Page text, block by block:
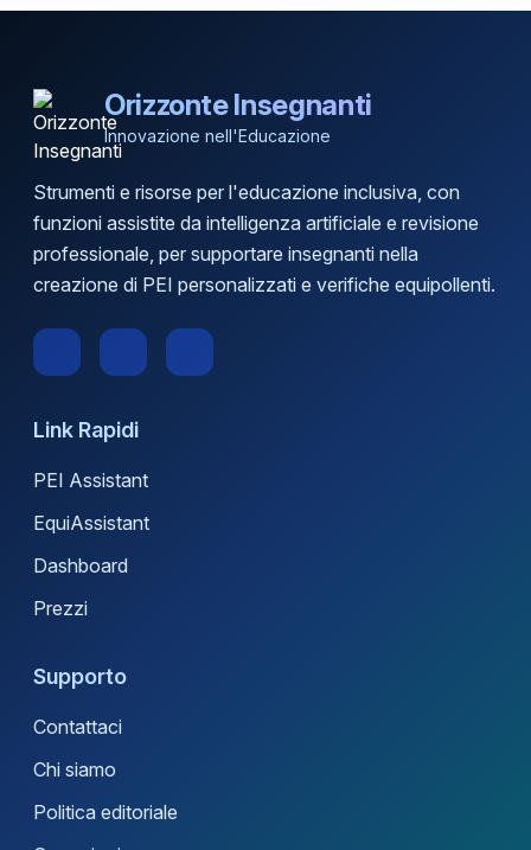
Orizzonte Insegnanti
Innovazione nell'Educazione
Strumenti e risorse per l'educazione inclusiva, con
funzioni assistite da intelligenza artificiale e revisione
professionale, per supportare insegnanti nella
creazione di PEI personalizzati e verifiche equipollenti.
Link Rapidi
PEI Assistant
EquiAssistant
Dashboard
Prezzi
Supporto
Contattaci
Chi siamo
Politica editoriale